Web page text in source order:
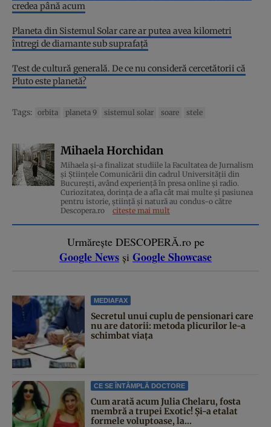
credea până acum
Planeta din Sistemul Solar care ar putea avea kilometri
întregi de diamante sub suprafață
Test de cultură generală. De ce nu consideră cercetătorii că
Pluto este planetă?
Tags: orbita planeta 9 sistemul solar soare stele
Mihaela Horchidan
Mihaela și-a finalizat studiile la Facultatea de Jurnalism
și Științele Comunicării din cadrul Universității din
București, având experiență în presa online și radio.
Curiozitatea, dorința de a afla cât mai multe și pasiunea
pentru istorie, ştiinţă şi natură au condus-o către
Descopera.ro
citește mai mult
Urmărește DESCOPERĂ.ro pe
Google News și Google Showcase
MEDIAFAX
Secretul unui cuplu de pensionari care
nu are datorii: metoda plicurilor le-a
schimbat viața
CE SE ÎNTÂMPLĂ DOCTORE
Cum arată acum Julia Chelaru, fosta
membră a trupei Exotic! Și-a etalat
formele voluptoase, la...